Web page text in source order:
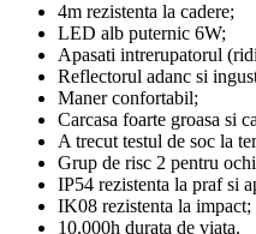
4m rezistenta la cadere;
LED alb puternic 6W;
Apasati intrerupatorul
Reflectorul adanc si
Maner confortabil;
Carcasa foarte groasa si
A trecut testul de soc la
Grup de risc 2 pentru
IP54 rezistenta la praf si
IK08 rezistenta la impact;
10.000h durata de viata.